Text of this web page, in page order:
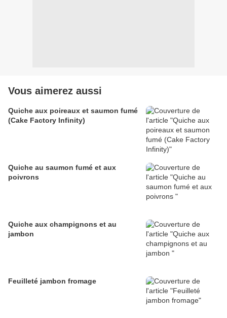
Vous aimerez aussi
Quiche aux poireaux et saumon fumé
(Cake Factory Infinity)
Quiche au saumon fumé et aux
poivrons
Quiche aux champignons et au
jambon
Feuilleté jambon fromage